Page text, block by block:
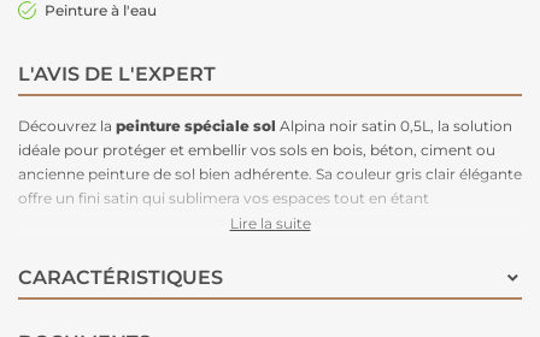
Peinture à l'eau
L'AVIS DE L'EXPERT
Découvrez la peinture spéciale sol Alpina noir satin 0,5L, la solution
idéale pour protéger et embellir vos sols en bois, béton, ciment ou
ancienne peinture de sol bien adhérente. Sa couleur gris clair élégante
offre un fini satin qui sublimera vos espaces tout en étant
extrêmement résistante. Grâce à sa résine ultra-résistante, cette
pneus chauds. De plus, son agent hydrophobe protège durablement
contre l'eau et la graisse, assurant une longévité et une facilité
Lire la suite
CARACTÉRISTIQUES